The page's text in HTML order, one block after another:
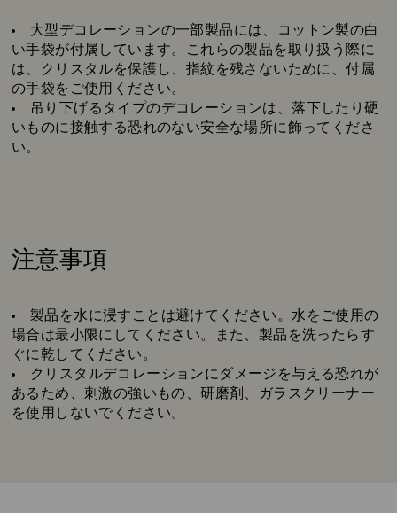
大型デコレーションの一部製品には、コットン製の白
い手袋が付属しています。これらの製品を取り扱う際に
は、クリスタルを保護し、指紋を残さないために、付属
の手袋をご使用ください。
吊り下げるタイプのデコレーションは、落下したり硬
いものに接触する恐れのない安全な場所に飾ってくださ
い。
注意事項
製品を水に浸すことは避けてください。水をご使用の
場合は最小限にしてください。また、製品を洗ったらす
ぐに乾してください。
クリスタルデコレーションにダメージを与える恐れが
あるため、刺激の強いもの、研磨剤、ガラスクリーナー
を使用しないでください。